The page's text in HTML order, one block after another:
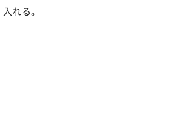
入れる。